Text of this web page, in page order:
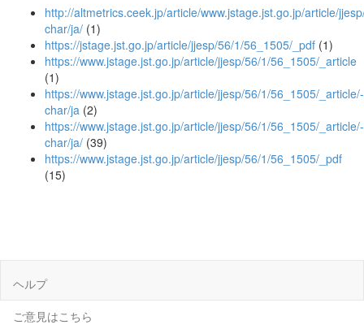
http://altmetrics.ceek.jp/article/www.jstage.jst.go.jp/article/
char/ja/ (1)
https://jstage.jst.go.jp/article/jjesp/56/1/56_1505/_pdf (1)
https://www.jstage.jst.go.jp/article/jjesp/56/1/56_1505/_article
(1)
https://www.jstage.jst.go.jp/article/jjesp/56/1/56_1505/_article/-
char/ja (2)
https://www.jstage.jst.go.jp/article/jjesp/56/1/56_1505/_article/-
char/ja/ (39)
https://www.jstage.jst.go.jp/article/jjesp/56/1/56_1505/_pdf
(15)
ヘルプ
ご意見はこちら